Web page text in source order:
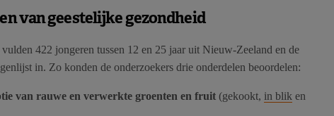
van geestelijke gezondheid
422 jongeren tussen 12 en 25 jaar uit Nieuw-Zeeland en de
in. Zo konden de onderzoekers drie onderdelen beoordelen:
van rauwe en verwerkte groenten en fruit (gekookt, in blik en